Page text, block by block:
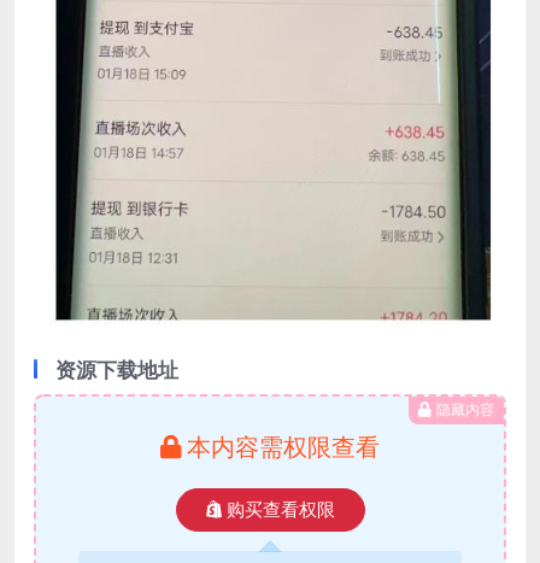
资源下载地址
隐藏内容
本内容需权限查看
购买查看权限